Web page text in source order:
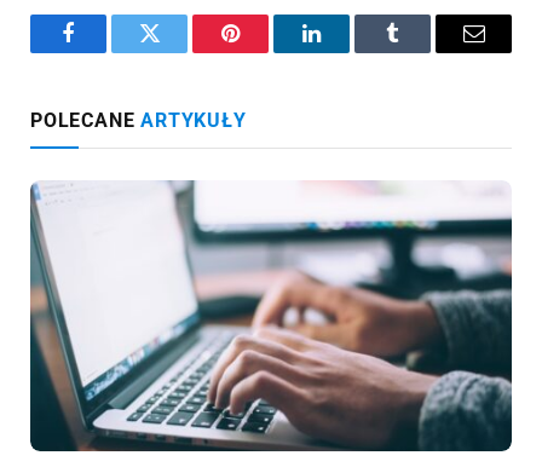
FacebookTwitter Pinterest LinkedInTumblr Email
POLECANEARTYKUŁY